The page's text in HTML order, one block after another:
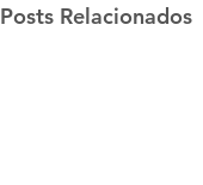
Posts Relacionados